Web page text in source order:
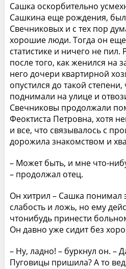
Сашка оскорбительно
Сашкина еще рождения, был
Свечниковых и с тех пор
хорошие люди. Тогда он
статистике и ничего не
после того, как женился на
него дочери квартирной
опустился до такой
поднимали на улице и
Свечниковы продолжали
Феоктиста Петровна, хотя
и все, что связывалось с
дорожила знакомством и
– Может быть, и мне что-
– продолжал отец.
Он хитрил – Сашка понимал
слабость и ложь, но ему
чтонибудь принести
Он давно уже сидит без
– Ну, ладно! – буркнул он. –
Пуговицы пришила? А то